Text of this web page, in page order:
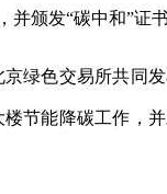
颁发“碳中和”证书
绿色交易所共同
节能降碳工作，